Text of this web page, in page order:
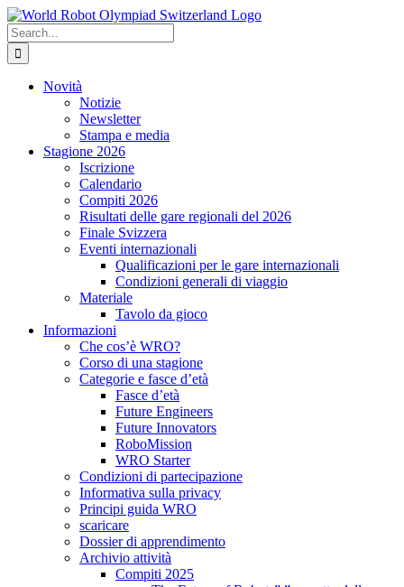
Skip
to
content
Search
for:
Novità
Notizie
Newsletter
Stampa e media
Stagione 2026
Iscrizione
Calendario
Compiti 2026
Risultati delle gare regionali del 2026
Finale Svizzera
Eventi internazionali
Qualificazioni per le gare internazionali
Condizioni generali di viaggio
Materiale
Tavolo da gioco
Informazioni
Che cos’è WRO?
Corso di una stagione
Categorie e fasce d’età
Fasce d’età
Future Engineers
Future Innovators
RoboMission
WRO Starter
Condizioni di partecipazione
Informativa sulla privacy
Principi guida WRO
scaricare
Dossier di apprendimento
Archivio attività
Compiti 2025